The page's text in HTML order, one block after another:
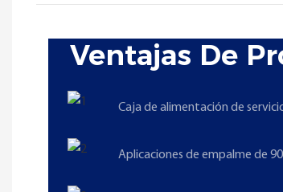
Ventajas De
Caja de alimentación de
Aplicaciones de empalme de